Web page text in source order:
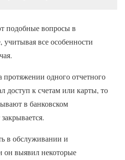
подобные вопросы в
все особенности
одного отчетного
доступ к счетам или карты, то
в банковском
в обслуживании и
он выявил некоторые